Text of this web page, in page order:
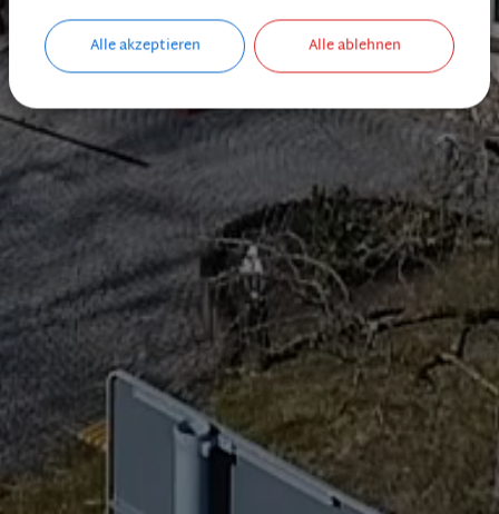
Alle akzeptieren Alle ablehnen